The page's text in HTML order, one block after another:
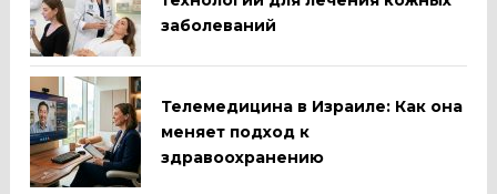
заболеваний
Телемедицина в Израиле: Как она
меняет подход к
здравоохранению